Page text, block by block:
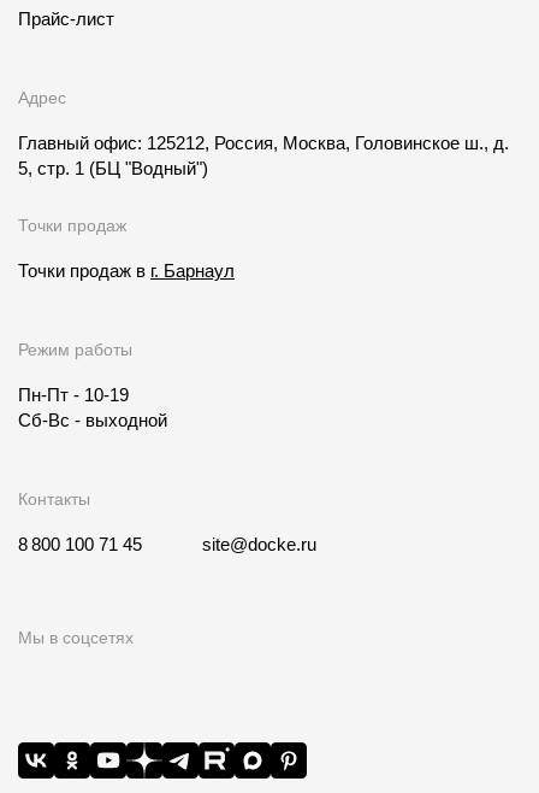
125212, Россия, Москва, Головинское ш., д. 5, стр. 1
Сб-Вс - выходной
Прайс-лист
Адрес
Главный офис: 125212, Россия, Москва, Головинское ш., д.
5, стр. 1 (БЦ "Водный")
Точки продаж
Точки продаж в г. Барнаул
Режим работы
Пн-Пт - 10-19
Сб-Вс - выходной
Контакты
8 800 100 71 45 site@docke.ru
Мы в соцсетях